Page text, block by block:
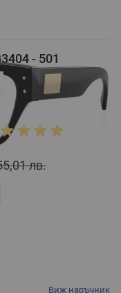
- 501
лв.
Виж наръчник